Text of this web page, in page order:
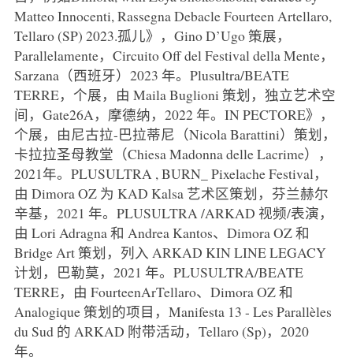
Matteo Innocenti, Rassegna Debacle Fourteen Artellaro,
Tellaro (SP) 2023.孤儿》，Gino D’Ugo 策展，
Parallelamente，Circuito Off del Festival della Mente，
Sarzana（西班牙）2023 年。Plusultra/BEATE
TERRE，个展，由 Maila Buglioni 策划，独立艺术空
间，Gate26A，摩德纳，2022 年。IN PECTORE》，
个展，由尼古拉-巴拉蒂尼（Nicola Barattini）策划，
卡拉拉圣母教堂（Chiesa Madonna delle Lacrime），
2021年。PLUSULTRA , BURN_ Pixelache Festival，
由 Dimora OZ 为 KAD Kalsa 艺术区策划，芬兰赫尔
辛基，2021 年。PLUSULTRA /ARKAD 视频/表演，
由 Lori Adragna 和 Andrea Kantos、Dimora OZ 和
Bridge Art 策划，列入 ARKAD KIN LINE LEGACY
计划，巴勒莫，2021 年。PLUSULTRA/BEATE
TERRE，由 FourteenArTellaro、Dimora OZ 和
Analogique 策划的项目，Manifesta 13 - Les Parallèles
du Sud 的 ARKAD 附带活动，Tellaro (Sp)，2020
年。